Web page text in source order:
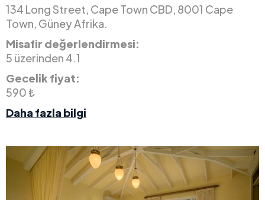
134 Long Street, Cape Town CBD, 8001 Cape
Town, Güney Afrika.
Misafir değerlendirmesi:
5 üzerinden 4.1
Gecelik fiyat:
590 ₺
Daha fazla bilgi